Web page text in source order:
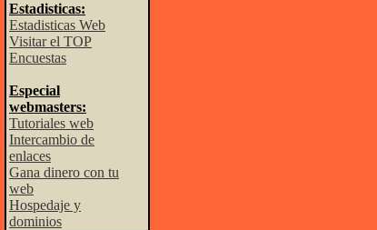
Estadisticas:
Estadisticas Web
Visitar el TOP
Encuestas
Especial
webmasters:
Tutoriales web
Intercambio de
enlaces
Gana dinero con tu
web
Hospedaje y
dominios